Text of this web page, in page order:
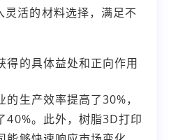
灵活的材料选择，满足不
得的具体益处和正向作用
生产效率提高了30%，
40%。此外，树脂3D打印